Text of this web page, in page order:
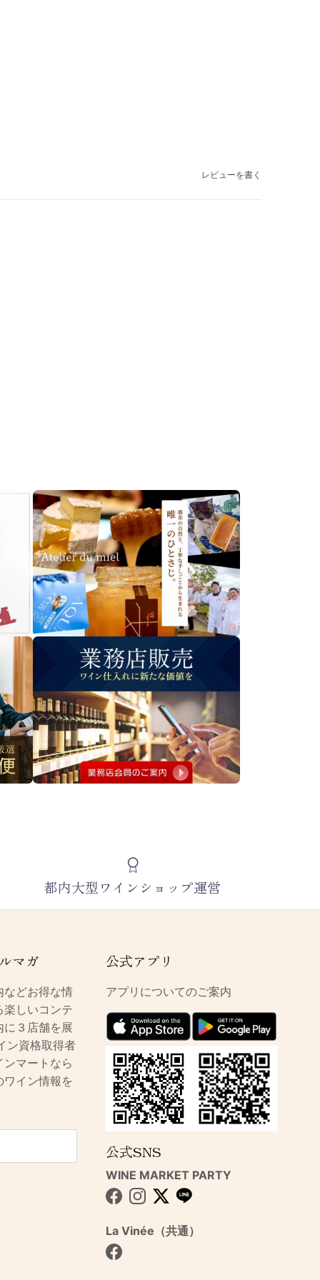
レビューを書く
都内大型ワインショップ運営
マガ
などお得な情
しいコンテ
に３店舗を展
ン資格取得者
マートなら
イン情報を
公式アプリ
アプリについてのご案内
公式SNS
WINE MARKET PARTY
Facebook
Instagram
Twitter
La Vinée（共通）
Facebook